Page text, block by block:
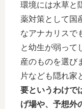
環境には水草と
薬対策として国
なアナカリスで
と幼生が弱って
産のものを選び
片なども隠れ家
要というわけで
げ場や、予想外